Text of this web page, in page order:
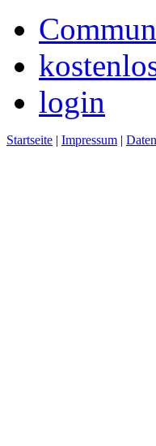
login
Startseite | Impressum |